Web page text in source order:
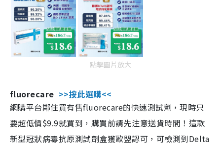
點擊圖片放大
fluorecare >>按此選購<<
網購平台鄰住買有售fluorecare的快速測試劑，現時只
要超低價$9.9就買到，購買前請先注意送貨時間！這款
新型冠狀病毒抗原測試劑盒獲歐盟認可，可檢測到Delta